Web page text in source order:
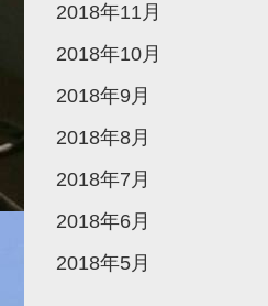
2018年11月
2018年10月
2018年9月
2018年8月
2018年7月
2018年6月
2018年5月